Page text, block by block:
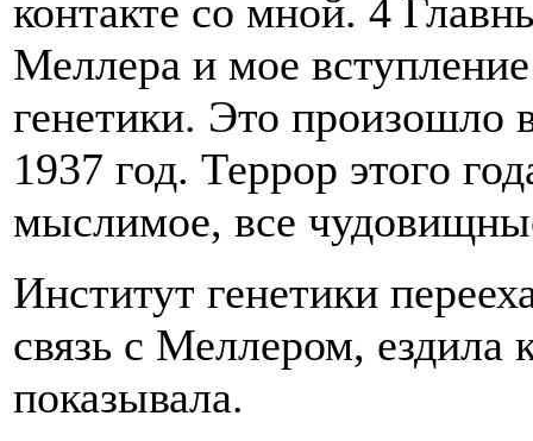
контакте со мной. 4
Меллера и мое
генетики. Это произошло
1937 год. Террор этого
мыслимое, все
Институт генетики
связь с Меллером, ездила
показывала.